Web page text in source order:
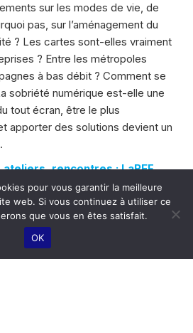
sur les modes de vie, de
pas, sur l’aménagement du
? Les cartes sont-elles vraiment
? Entre les métropoles
à bas débit ? Comment se
sobriété numérique est-elle une
tout écran, être le plus
apporter des solutions devient un
rencontres : LaREF
vous d’information, de
et d’échanges sur
destination des PME, ETI, grands
institutions et des pouvoirs
pour vous garantir la meilleure
web. Si vous continuez à utiliser ce
que vous en êtes satisfait.
OK